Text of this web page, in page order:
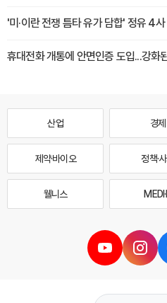
'미·이란 전쟁 틈타 유가 담합' 정유 4
휴대전화 개통에 안면인증 도입...강화
산업 경제
제약·바이오 정책·
웰니스